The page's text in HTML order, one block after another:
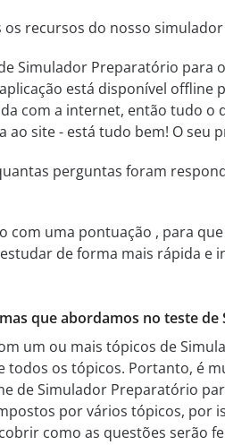
recursos do nosso
Simulador Preparatório para
está disponível
com a internet, então tudo o
ao site - está tudo bem! O seu
perguntas foram
com uma pontuação , para
de forma mais rápida
que abordamos no teste
um ou mais tópicos de
todos os tópicos. Portanto, é
de Simulador Preparatório
por vários tópicos,
como as questões serão